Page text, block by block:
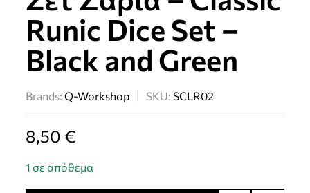
Runic Dice Set –
Black and Green
Brands:Q-Workshop SKU:SCLR02
8,50€
1 σε απόθεμα